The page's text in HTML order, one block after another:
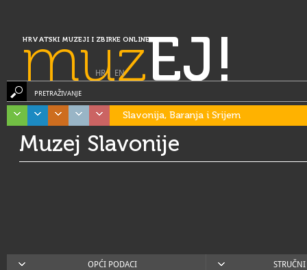
HRVATSKI MUZEJI I ZBIRKE ONLINE
muzEJ!
HR| EN
PRETRAŽIVANJE
Slavonija, Baranja i Srijem
Muzej Slavonije
OPĆI PODACI